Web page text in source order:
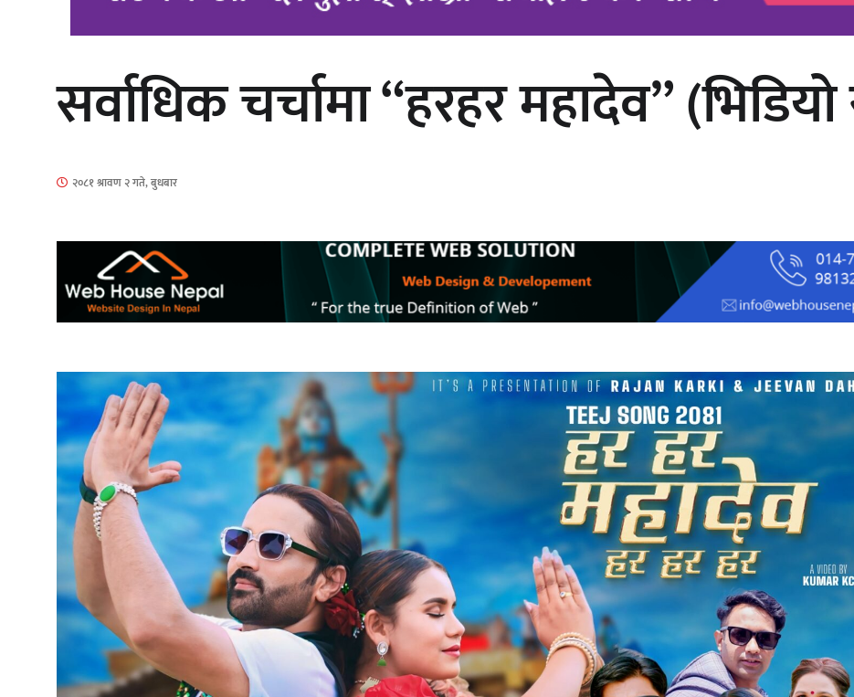
‘आइतबारको अफिस’ को परिचर्चा सम्पन्न
अर्जुन चन्द्रको ‘संवेदनाका प्रतिध्वनि’
मुक्तकसङ्ग्रह लोकार्पण
चलचित्र ‘माया भनेकै यस्तो होला’को शीर्ष
गीत सार्वजनिक
सर्वाधिक चर्चामा “हरहर महादेव”
२०८१ श्रावण २ गते, बुधबार